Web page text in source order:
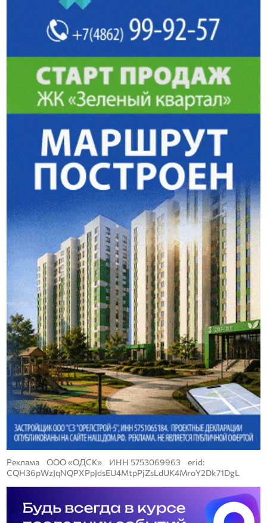
Реклама ООО «ОДСК» ИНН 5753069963 erid:
CQH36pWzJqNQPXPpJdsEU4MtpPjZsLdUK4MroY2Dk71DgL